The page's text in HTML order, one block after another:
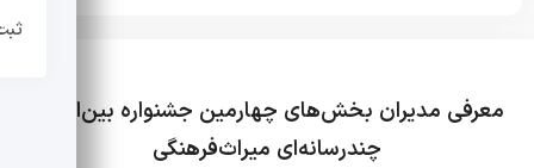
معرفی مدیران بخش‌های چهارمین جشنواره بین‌المللی
چندرسانه‌ای میراث‌فرهنگی